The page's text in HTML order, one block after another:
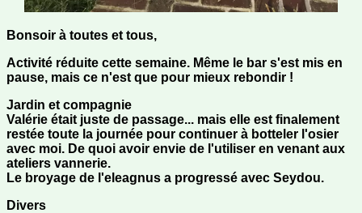
Bonsoir à toutes et tous,
Activité réduite cette semaine. Même le bar s'est mis en
pause, mais ce n'est que pour mieux rebondir !
Jardin et compagnie
Valérie était juste de passage... mais elle est finalement
restée toute la journée pour continuer à botteler l'osier
avec moi. De quoi avoir envie de l'utiliser en venant aux
ateliers vannerie.
Le broyage de l'eleagnus a progressé avec Seydou.
Divers